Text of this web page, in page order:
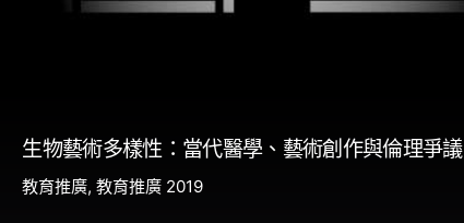
生物藝術多樣性：當代醫學、藝術創作與倫理爭議
教育推廣 教育推廣 2019